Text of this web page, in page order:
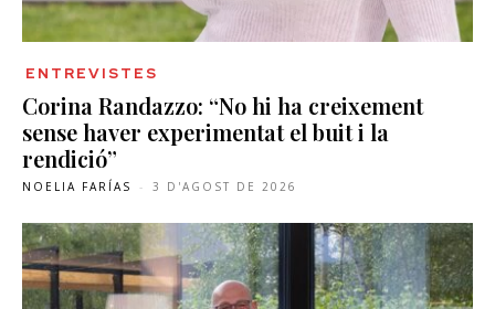
ENTREVISTES
Corina Randazzo: “No hi ha creixement
sense haver experimentat el buit i la
rendició”
NOELIA FARÍAS - 3 D'AGOST DE 2026